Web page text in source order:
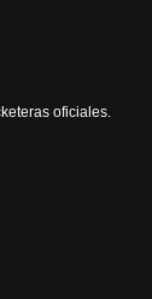
oficiales.